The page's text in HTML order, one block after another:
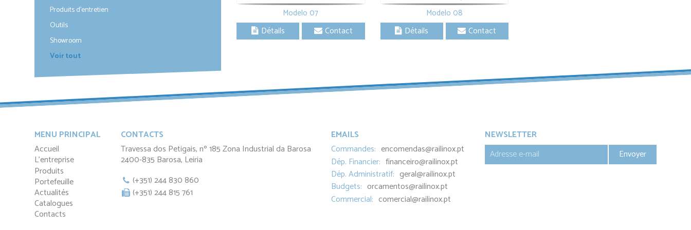
40 x 40 mm
Combi
Barres
Produits d'entretien
Outils
Showroom
Voir tout
Modelo 07
Détails Contact
Modelo 08
Détails Contact
MENU PRINCIPAL
Accueil
L'entreprise
Produits
Portefeuille
Actualités
Catalogues
Contacts
CONTACTS
Travessa dos Petigais, nº 185 Zona Industrial da Barosa
2400-835 Barosa, Leiria
(+351) 244 830 860
(+351) 244 815 761
EMAILS
Commandes: encomendas@railinox.pt
Dép. Financier: financeiro@railinox.pt
Dép. Administratif: geral@railinox.pt
Budgets: orcamentos@railinox.pt
Commercial: comercial@railinox.pt
NEWSLETTER
Envoyer
Fermer